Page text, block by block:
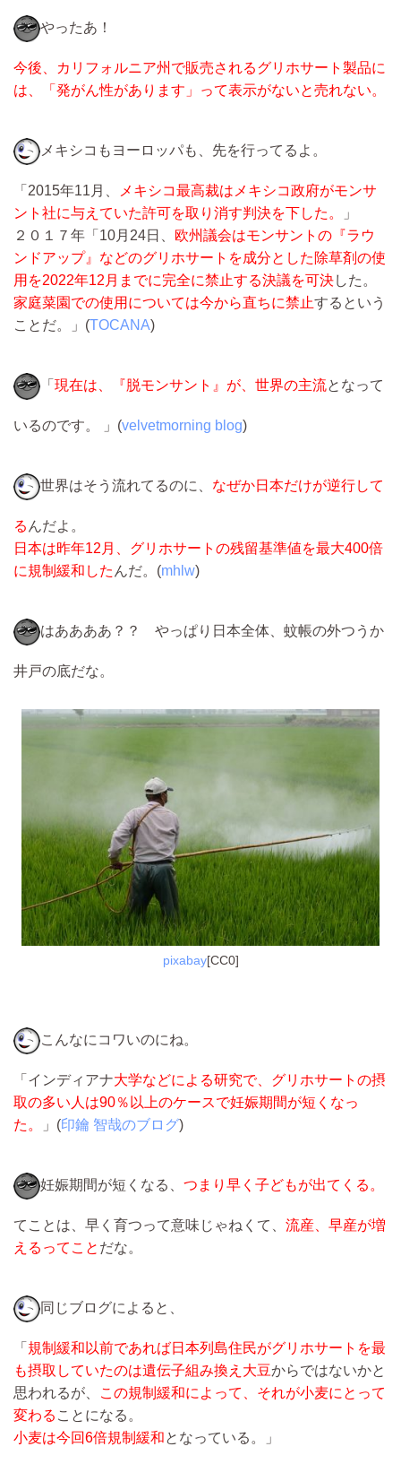
やったあ！
今後、カリフォルニア州で販売されるグリホサート製品に
は、「発がん性があります」って表示がないと売れない。
メキシコもヨーロッパも、先を行ってるよ。
「2015年11月、
メキシコ最高裁はメキシコ政府がモンサ
ント社に与えていた許可を取り消す判決を下した。
」
２０１７年「10月24日、 欧州議会はモンサントの『ラウ
ンドアップ』などのグリホサートを成分とした除草剤の使
用を2022年12月までに完全に禁止する決議を可決した。
家庭菜園での使用については今から直ちに禁止するという
ことだ。」(TOCANA)
「 現在は、『脱モンサント』が、世界の主流となって
いるのです。 」(velvetmorning blog)
世界はそう流れてるのに、 なぜか日本だけが逆行して
る んだよ。
日本は昨年12月、グリホサートの残留基準値を最大400倍
に規制緩和した んだ。(mhlw)
はああああ？？ やっぱり日本全体、蚊帳の外つうか
井戸の底だな。
pixabay[CC0]
こんなにコワいのにね。
「インディアナ大学などによる研究で、グリホサートの摂
取の多い人は90％以上のケースで妊娠期間が短くなっ
た。
」(印鑰 智哉のブログ)
妊娠期間が短くなる、 つまり早く子どもが出てくる。
てことは、早く育つって意味じゃねくて、 流産、早産が増
えるってこと だな。
同じブログによると、
「 規制緩和以前であれば日本列島住民がグリホサートを最
も摂取していたのは遺伝子組み換え大豆からではないかと
思われるが、
この規制緩和によって、それが小麦にとって
変わる ことになる。
小麦は今回6倍規制緩和となっている。」